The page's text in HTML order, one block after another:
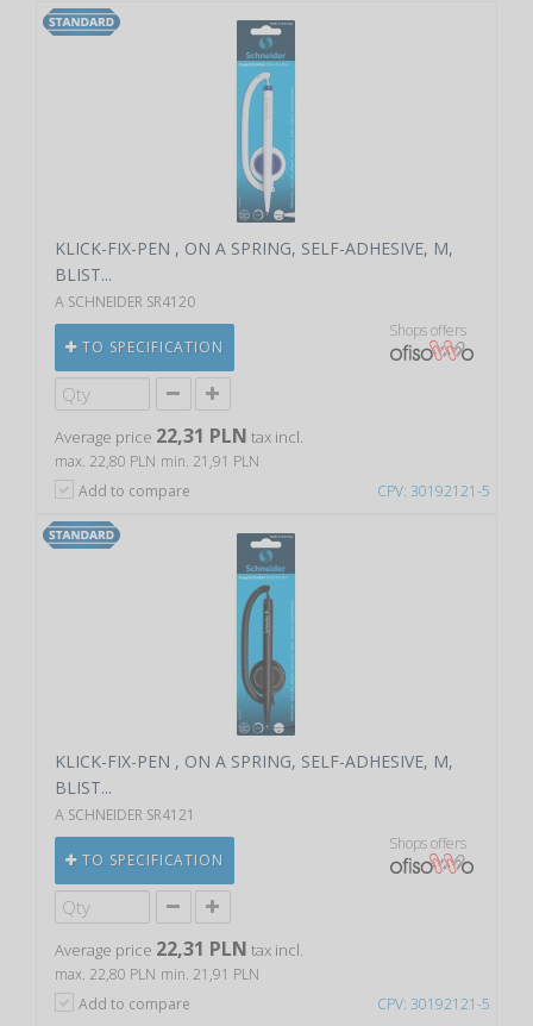
CPV: 30192121-5
KLICK-FIX-PEN , ON A SPRING, SELF-ADHESIVE, M,
BLIST...
A SCHNEIDER SR4120
TO SPECIFICATION
Shops offers
Average price 22,31 PLN tax incl.
max. 22,80 PLN min. 21,91 PLN
Add to compare
CPV: 30192121-5
KLICK-FIX-PEN , ON A SPRING, SELF-ADHESIVE, M,
BLIST...
A SCHNEIDER SR4121
TO SPECIFICATION
Shops offers
Average price 22,31 PLN tax incl.
max. 22,80 PLN min. 21,91 PLN
Add to compare